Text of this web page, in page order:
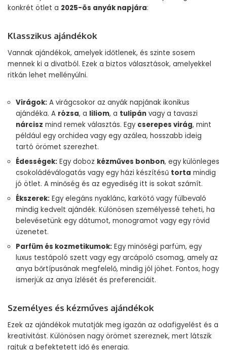
konkrét ötlet a 2025-ös anyák napjára:
Klasszikus ajándékok
Vannak ajándékok, amelyek időtlenek, és szinte sosem
mennek ki a divatból. Ezek a biztos választások, amelyekkel
ritkán lehet mellényúlni.
Virágok: A virágcsokor az anyák napjának ikonikus
ajándéka. A rózsa, a liliom, a tulipán vagy a tavaszi
nárcisz mind remek választás. Egy cserepes virág, mint
például egy orchidea vagy egy azálea, hosszabb ideig
tartó örömet szerezhet.
Édességek: Egy doboz kézműves bonbon, egy különleges
csokoládéválogatás vagy egy házi készítésű torta mindig
jó ötlet. A minőség és az egyediség itt is sokat számít.
Ékszerek: Egy elegáns nyaklánc, karkötő vagy fülbevaló
mindig kedvelt ajándék. Különösen személyessé teheti, ha
belevésetünk egy dátumot, monogramot vagy egy rövid
üzenetet.
Parfüm és kozmetikumok: Egy minőségi parfüm, egy
luxus testápoló szett vagy egy arcápoló csomag, amely az
anya bőrtípusának megfelelő, mindig jól jöhet. Fontos, hogy
ismerjük az anya ízlését és preferenciáit.
Személyes és kézműves ajándékok
Ezek az ajándékok mutatják meg igazán az odafigyelést és a
kreativitást. Különösen nagy örömet szereznek, mert látszik
rajtuk a befektetett idő és energia.